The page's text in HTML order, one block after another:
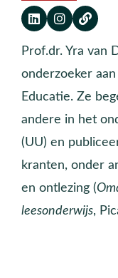
Prof.dr. Yra van
onderzoeker
Educatie. Ze
andere in het
(UU) en
kranten, onder
en ontlezing (
leesonderwijs,